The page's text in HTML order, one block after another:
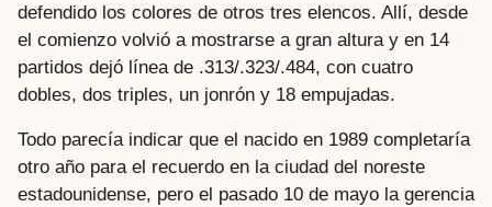
defendido los colores de otros tres elencos. Allí, desde
el comienzo volvió a mostrarse a gran altura y en 14
partidos dejó línea de .313/.323/.484, con cuatro
dobles, dos triples, un jonrón y 18 empujadas.
Todo parecía indicar que el nacido en 1989 completaría
otro año para el recuerdo en la ciudad del noreste
estadounidense, pero el pasado 10 de mayo la gerencia